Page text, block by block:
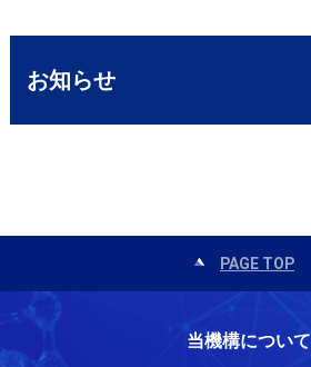
お知らせ
PAGE TOP
当機構について